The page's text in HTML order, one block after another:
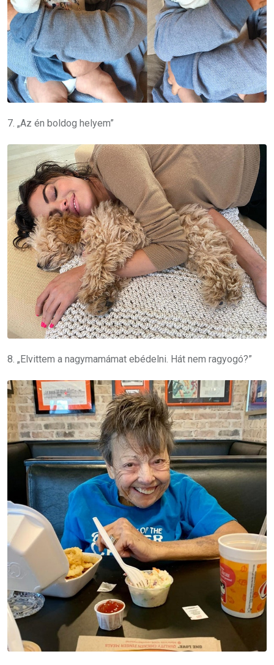
7. „Az én boldog helyem”
8. „Elvittem a nagymamámat ebédelni. Hát nem ragyogó?”